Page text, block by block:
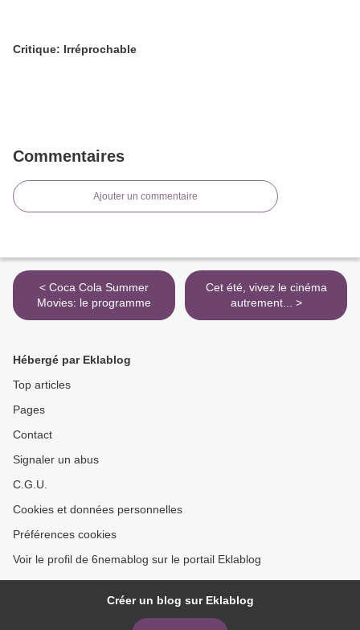
Critique: Irréprochable
Commentaires
Ajouter un commentaire
< Coca Cola Summer
Movies: le programme
Cet été, vivez le cinéma
autrement... >
Hébergé par Eklablog
Top articles
Pages
Contact
Signaler un abus
C.G.U.
Cookies et données personnelles
Préférences cookies
Voir le profil de 6nemablog sur le portail Eklablog
Créer un blog sur Eklablog